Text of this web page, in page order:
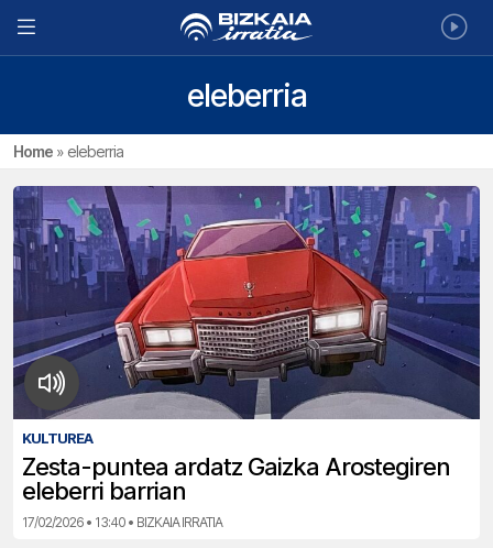
eleberria
Home » eleberria
KULTUREA
Zesta-puntea ardatz Gaizka Arostegiren
eleberri barrian
17/02/2026 • 13:40 • BIZKAIA IRRATIA